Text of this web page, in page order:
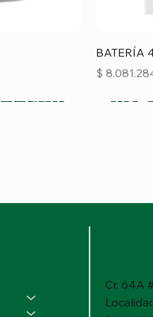
BATERÍA
Precio
$
Cr. 64A